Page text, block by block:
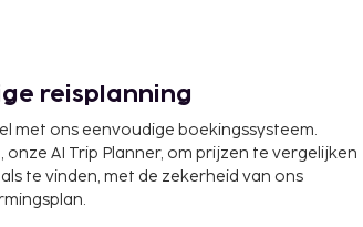
km
schoonmaken is bij het huurtarief van
schoongemaakt.
uitchecken zijn mogelijk.
reisplanning
met ons eenvoudige boekingssysteem.
onze AI Trip Planner, om prijzen te vergelijken
te vinden, met de zekerheid van ons